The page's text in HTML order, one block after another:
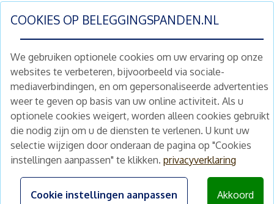
COOKIES OP BELEGGINGSPANDEN.NL
We gebruiken optionele cookies om uw ervaring op onze
websites te verbeteren, bijvoorbeeld via sociale-
mediaverbindingen, en om gepersonaliseerde advertenties
weer te geven op basis van uw online activiteit. Als u
optionele cookies weigert, worden alleen cookies gebruikt
die nodig zijn om u de diensten te verlenen. U kunt uw
selectie wijzigen door onderaan de pagina op "Cookies
instellingen aanpassen" te klikken. privacyverklaring
Cookie instellingen aanpassen Akkoord
Schrijf je nu in en ontvang wekelijks ons
nieuwe aanbod vastgoedbeleggingen.
Nieuwsbrief Abonneren
Home
Te koop
Nieuws
Schimmelstraat 5H
1053 TA Amsterdam
+31 (0) 30 225 31 12